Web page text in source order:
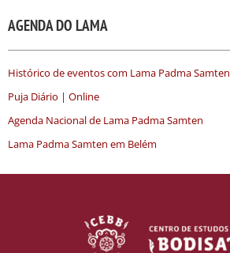
AGENDA DO LAMA
Histórico de eventos com Lama Padma Samten
Puja Diário | Online
Agenda Nacional de Lama Padma Samten
Lama Padma Samten em Belém